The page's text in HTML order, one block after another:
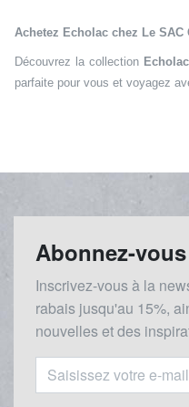
Achetez Echolac chez Le
Découvrez la collection Echolac
parfaite pour vous et voyagez
Abonnez-
Inscrivez-vous à la
rabais jusqu'au 15%,
nouvelles et des